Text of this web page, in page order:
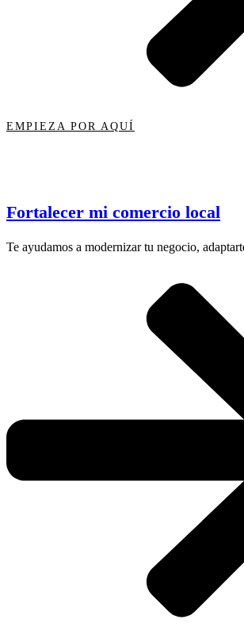
EMPIEZA POR AQUÍ
Fortalecer mi comercio local
Te ayudamos a modernizar tu negocio,